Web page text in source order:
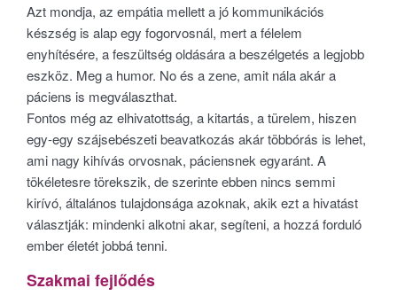
Azt mondja, az empátia mellett a jó kommunikációs
készség is alap egy fogorvosnál, mert a félelem
enyhítésére, a feszültség oldására a beszélgetés a legjobb
eszköz. Meg a humor. No és a zene, amit nála akár a
páciens is megválaszthat.
Fontos még az elhivatottság, a kitartás, a türelem, hiszen
egy-egy szájsebészeti beavatkozás akár többórás is lehet,
ami nagy kihívás orvosnak, páciensnek egyaránt. A
tökéletesre törekszik, de szerinte ebben nincs semmi
kirívó, általános tulajdonsága azoknak, akik ezt a hivatást
választják: mindenki alkotni akar, segíteni, a hozzá forduló
ember életét jobbá tenni.
Szakmai fejlődés